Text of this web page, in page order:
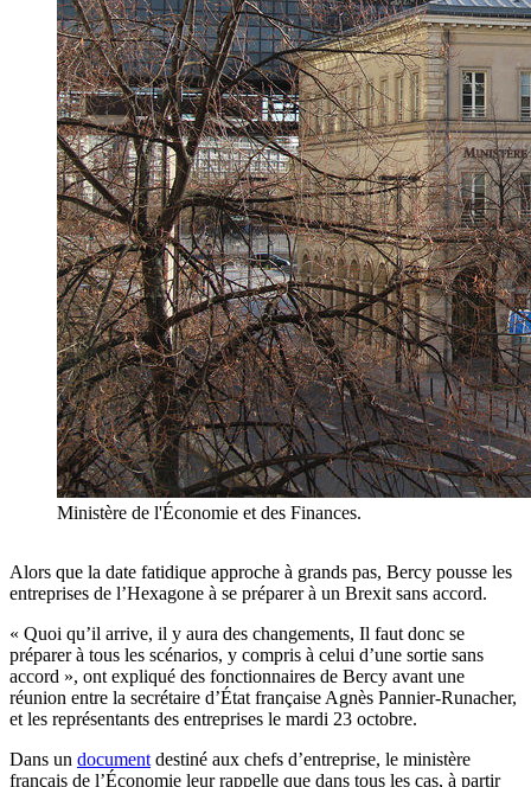
Ministère de l'Économie et des Finances.
Alors que la date fatidique approche à grands pas, Bercy pousse les
entreprises de l’Hexagone à se préparer à un Brexit sans accord.
« Quoi qu’il arrive, il y aura des changements, Il faut donc se
préparer à tous les scénarios, y compris à celui d’une sortie sans
accord », ont expliqué des fonctionnaires de Bercy avant une
réunion entre la secrétaire d’État française Agnès Pannier-Runacher,
et les représentants des entreprises le mardi 23 octobre.
Dans un document destiné aux chefs d’entreprise, le ministère
français de l’Économie leur rappelle que dans tous les cas, à partir